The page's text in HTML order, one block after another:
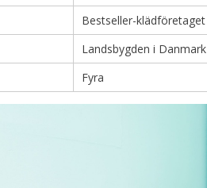
Bestseller-klädföretaget
Landsbygden i Danmark
Fyra